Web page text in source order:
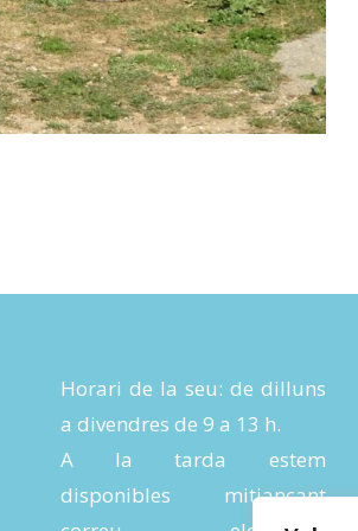
Horari de la seu: de dilluns
a divendres de 9 a 13 h.
A la tarda estem
disponibles mitjançant